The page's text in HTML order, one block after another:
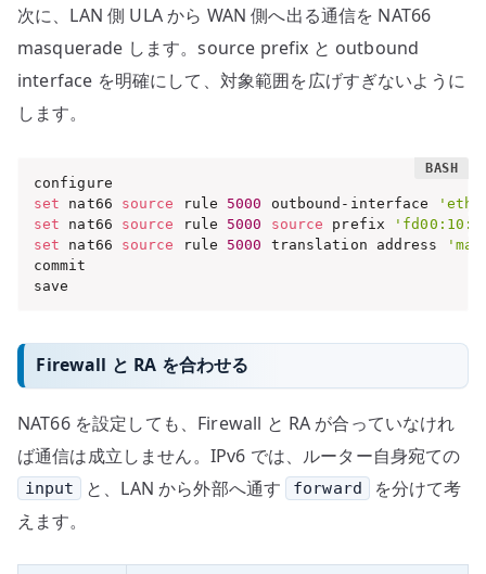
次に、LAN 側 ULA から WAN 側へ出る通信を NAT66
masquerade します。source prefix と outbound
interface を明確にして、対象範囲を広げすぎないように
します。
set nat66 source rule 5000 outbound-interface
set nat66 source rule 5000 source prefix
set nat66 source rule 5000 translation address
commit
save
Firewall と RA を合わせる
NAT66 を設定しても、Firewall と RA が合っていなけれ
ば通信は成立しません。IPv6 では、ルーター自身宛ての
input と、LAN から外部へ通す forward
を分けて考
えます。